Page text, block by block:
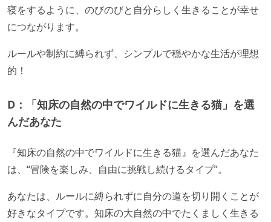
寝をするように、のびのびと自分らしく生きることが幸せ
につながります。
ルールや制約に縛られず、シンプルで穏やかな生活が理想
的！
D：「知床の自然の中でワイルドに生きる猫」を選
んだあなた
『知床の自然の中でワイルドに生きる猫』を選んだあなた
は、“冒険を楽しみ、自由に挑戦し続けるタイプ”。
あなたは、ルールに縛られずに自分の道を切り開くことが
好きなタイプです。知床の大自然の中でたくましく生きる